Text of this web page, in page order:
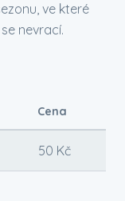
ve které
nevrací.
Cena
50 Kč